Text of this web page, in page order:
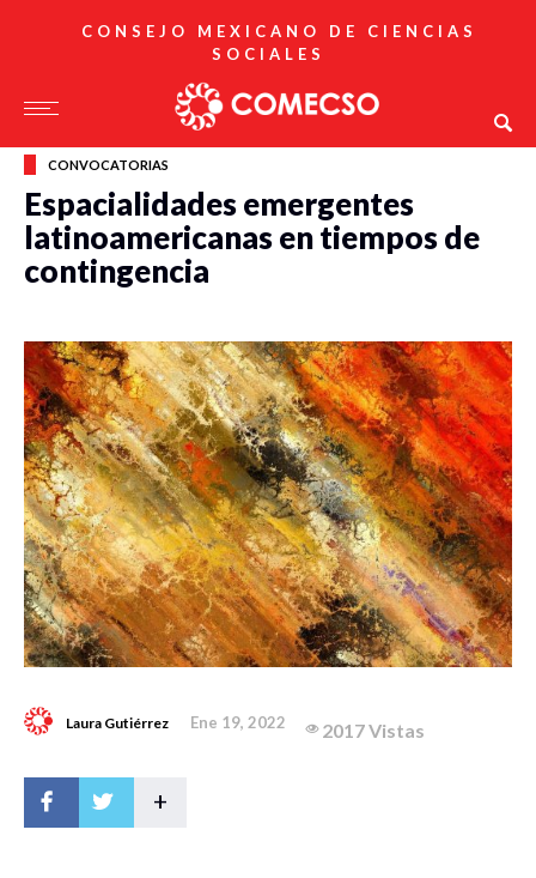
CONSEJO MEXICANO DE CIENCIAS
SOCIALES
CONVOCATORIAS
Espacialidades emergentes
latinoamericanas en tiempos de
contingencia
Laura Gutiérrez Ene 19, 2022 2017 Vistas
+